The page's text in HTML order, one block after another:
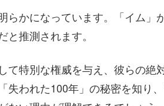
らかになっています。「イム」
推測されます。
て特別な権威を与え、彼らの絶
失われた100年」の秘密を知り